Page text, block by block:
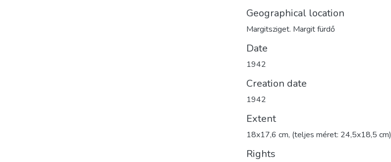
Geographical location
Margitsziget. Margit fürdő
Date
1942
Creation date
1942
Extent
18x17,6 cm, (teljes méret: 24,5x18,5 cm)
Rights